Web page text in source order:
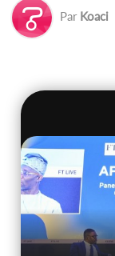
Par Koaci